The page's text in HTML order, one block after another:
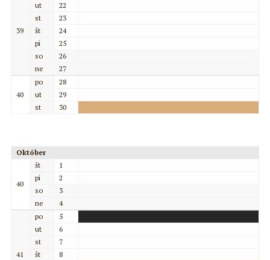
39
ut
22
st
23
št
24
pi
25
so
26
ne
27
40
po
28
ut
29
st
30
Október
40
št
1
pi
2
so
3
ne
4
41
po
5
ut
6
st
7
št
8